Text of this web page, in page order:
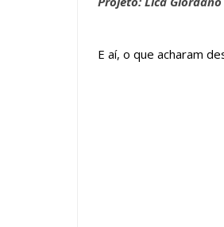
E aí, o que acharam